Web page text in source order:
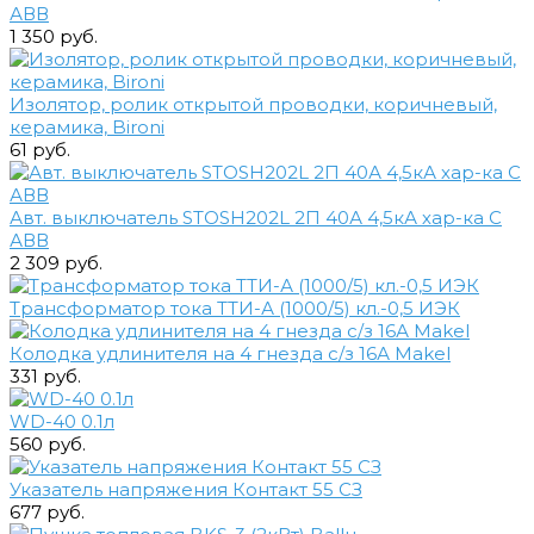
АВВ
1 350 руб.
Изолятор, ролик открытой проводки, коричневый,
керамика, Bironi
61 руб.
Авт. выключатель STOSH202L 2П 40А 4,5кА хар-ка С
АВВ
2 309 руб.
Трансформатор тока ТТИ-А (1000/5) кл.-0,5 ИЭК
Колодка удлинителя на 4 гнезда с/з 16А Makel
331 руб.
WD-40 0.1л
560 руб.
Указатель напряжения Контакт 55 СЗ
677 руб.